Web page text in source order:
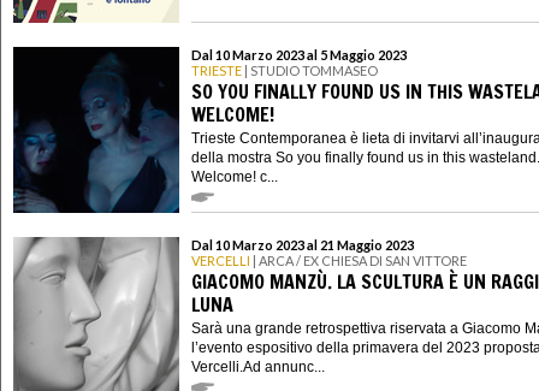
Dal 10 Marzo 2023 al 5 Maggio 2023
TRIESTE | STUDIO TOMMASEO
SO YOU FINALLY FOUND US IN THIS
WELCOME!
Trieste Contemporanea è lieta di invitarvi
della mostra So you finally found us in this wasteland.
Welcome! c...
Dal 10 Marzo 2023 al 21 Maggio 2023
VERCELLI | ARCA / EX CHIESA DI SAN VITTORE
GIACOMO MANZÙ. LA SCULTURA È UN
LUNA
Sarà una grande retrospettiva riservata a Giacomo
l’evento espositivo della primavera del 2023
Vercelli.Ad annunc...